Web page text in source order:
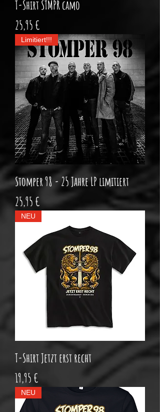
T-Shirt STMPR camo
Preis
25,95 €
Limitiert!!!
Stomper 98 - 25 Jahre LP limitiert
Preis
25,95 €
NEU
T-Shirt Jetzt erst recht
Preis
19,95 €
NEU